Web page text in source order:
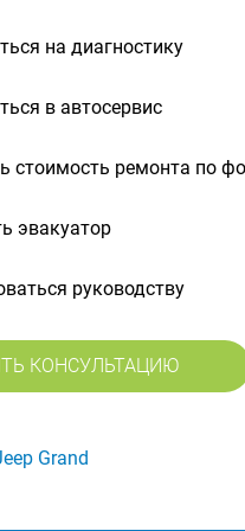
на диагностику
в автосервис
стоимость ремонта по
эвакуатор
руководству
КОНСУЛЬТАЦИЮ
Grand